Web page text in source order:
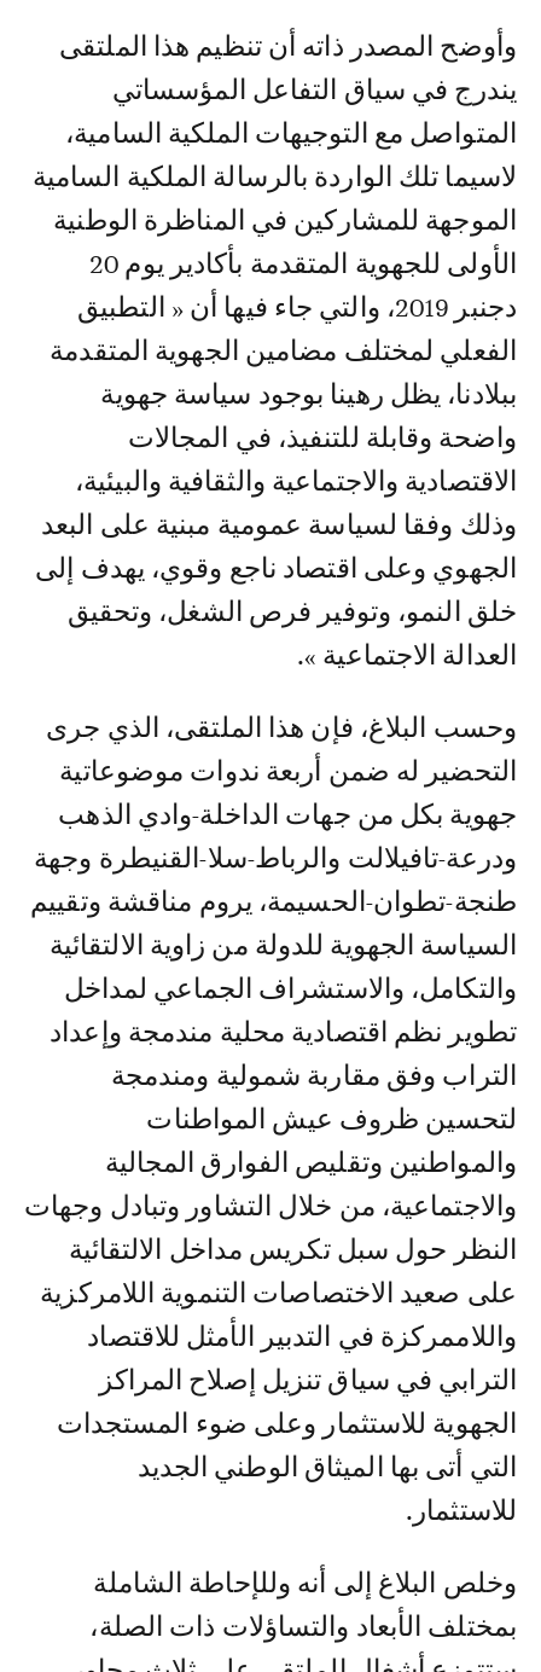
وأوضح المصدر ذاته أن تنظيم هذا الملتقى
يندرج في سياق التفاعل المؤسساتي
المتواصل مع التوجيهات الملكية السامية،
لاسيما تلك الواردة بالرسالة الملكية السامية
الموجهة للمشاركين في المناظرة الوطنية
الأولى للجهوية المتقدمة بأكادير يوم 20
دجنبر 2019، والتي جاء فيها أن « التطبيق
الفعلي لمختلف مضامين الجهوية المتقدمة
ببلادنا، يظل رهينا بوجود سياسة جهوية
واضحة وقابلة للتنفيذ، في المجالات
الاقتصادية والاجتماعية والثقافية والبيئية،
وذلك وفقا لسياسة عمومية مبنية على البعد
الجهوي وعلى اقتصاد ناجع وقوي، يهدف إلى
خلق النمو، وتوفير فرص الشغل، وتحقيق
العدالة الاجتماعية ».
وحسب البلاغ، فإن هذا الملتقى، الذي جرى
التحضير له ضمن أربعة ندوات موضوعاتية
جهوية بكل من جهات الداخلة-وادي الذهب
ودرعة-تافيلالت والرباط-سلا-القنيطرة وجهة
طنجة-تطوان-الحسيمة، يروم مناقشة وتقييم
السياسة الجهوية للدولة من زاوية الالتقائية
والتكامل، والاستشراف الجماعي لمداخل
تطوير نظم اقتصادية محلية مندمجة وإعداد
التراب وفق مقاربة شمولية ومندمجة
لتحسين ظروف عيش المواطنات
والمواطنين وتقليص الفوارق المجالية
والاجتماعية، من خلال التشاور وتبادل وجهات
النظر حول سبل تكريس مداخل الالتقائية
على صعيد الاختصاصات التنموية اللامركزية
واللاممركزة في التدبير الأمثل للاقتصاد
الترابي في سياق تنزيل إصلاح المراكز
الجهوية للاستثمار وعلى ضوء المستجدات
التي أتى بها الميثاق الوطني الجديد
للاستثمار.
وخلص البلاغ إلى أنه وللإحاطة الشاملة
بمختلف الأبعاد والتساؤلات ذات الصلة،